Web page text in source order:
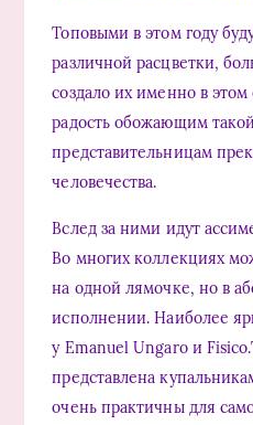
Топовыми в этом году
различной расцветки,
создало их именно в
радость обожающим
представительницам
человечества.
Вслед за ними идут
Во многих коллекциях
на одной лямочке, но в
исполнении. Наиболее
у Emanuel Ungaro и
представлена
очень практичны для